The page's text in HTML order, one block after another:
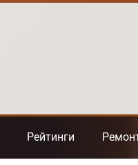
Рейтинги